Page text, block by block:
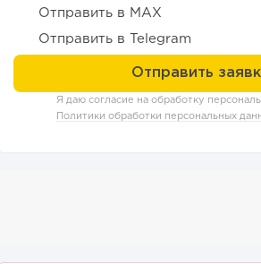
122
Отправить в MAX
Отправить в Telegram
Я даю согласие на обработку
Политики обработки персональных